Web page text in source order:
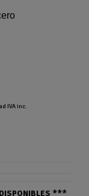
IVA inc.
***